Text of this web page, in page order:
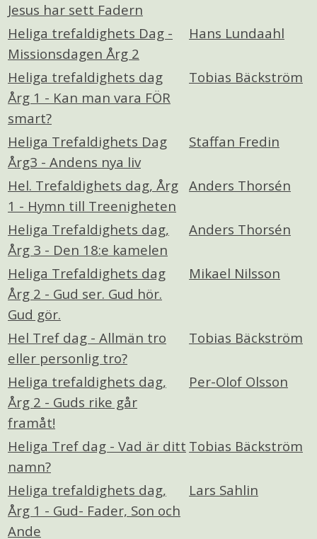
Jesus har sett Fadern
Heliga trefaldighets Dag -
Missionsdagen Årg 2
Hans Lundaahl
Heliga trefaldighets dag
Årg 1 - Kan man vara FÖR
smart?
Tobias Bäckström
Heliga Trefaldighets Dag
Årg3 - Andens nya liv
Staffan Fredin
Hel. Trefaldighets dag, Årg
1 - Hymn till Treenigheten
Anders Thorsén
Heliga Trefaldighets dag,
Årg 3 - Den 18:e kamelen
Anders Thorsén
Heliga Trefaldighets dag
Årg 2 - Gud ser. Gud hör.
Gud gör.
Mikael Nilsson
Hel Tref dag - Allmän tro
eller personlig tro?
Tobias Bäckström
Heliga trefaldighets dag,
Årg 2 - Guds rike går
framåt!
Per-Olof Olsson
Heliga Tref dag - Vad är ditt
namn?
Tobias Bäckström
Heliga trefaldighets dag,
Årg 1 - Gud- Fader, Son och
Ande
Lars Sahlin